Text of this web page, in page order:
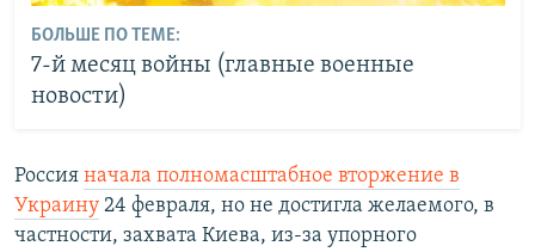
БОЛЬШЕ ПО ТЕМЕ:
7-й месяц войны (главные военные
новости)
Россия начала полномасштабное вторжение в
Украину 24 февраля, но не достигла желаемого, в
частности, захвата Киева, из-за упорного